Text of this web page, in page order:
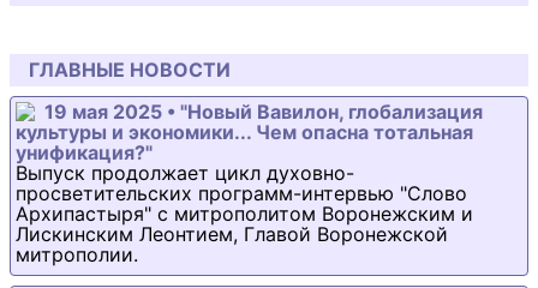
ГЛАВНЫЕ НОВОСТИ
19 мая 2025 • "Новый Вавилон, глобализация
культуры и экономики... Чем опасна тотальная
унификация?"
Выпуск продолжает цикл духовно-
просветительских программ-интервью "Слово
Архипастыря" с митрополитом Воронежским и
Лискинским Леонтием, Главой Воронежской
митрополии.